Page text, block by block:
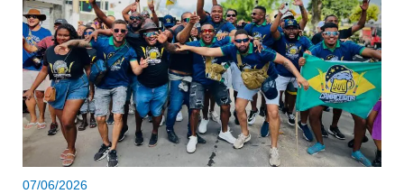
07/06/2026